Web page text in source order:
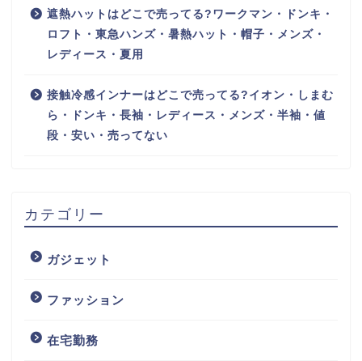
遮熱ハットはどこで売ってる?ワークマン・ドンキ・
ロフト・東急ハンズ・暑熱ハット・帽子・メンズ・
レディース・夏用
接触冷感インナーはどこで売ってる?イオン・しまむ
ら・ドンキ・長袖・レディース・メンズ・半袖・値
段・安い・売ってない
カテゴリー
ガジェット
ファッション
在宅勤務